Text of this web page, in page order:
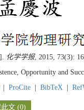
化学学报, 2015, 73(3):
Opportunity and
ProCite BibTeX
文 (0)